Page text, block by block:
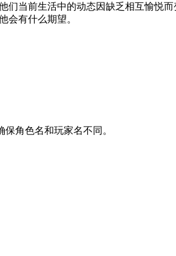
当前生活中的动态因缺乏相互愉悦
会有什么期望。
角色名和玩家名不同。